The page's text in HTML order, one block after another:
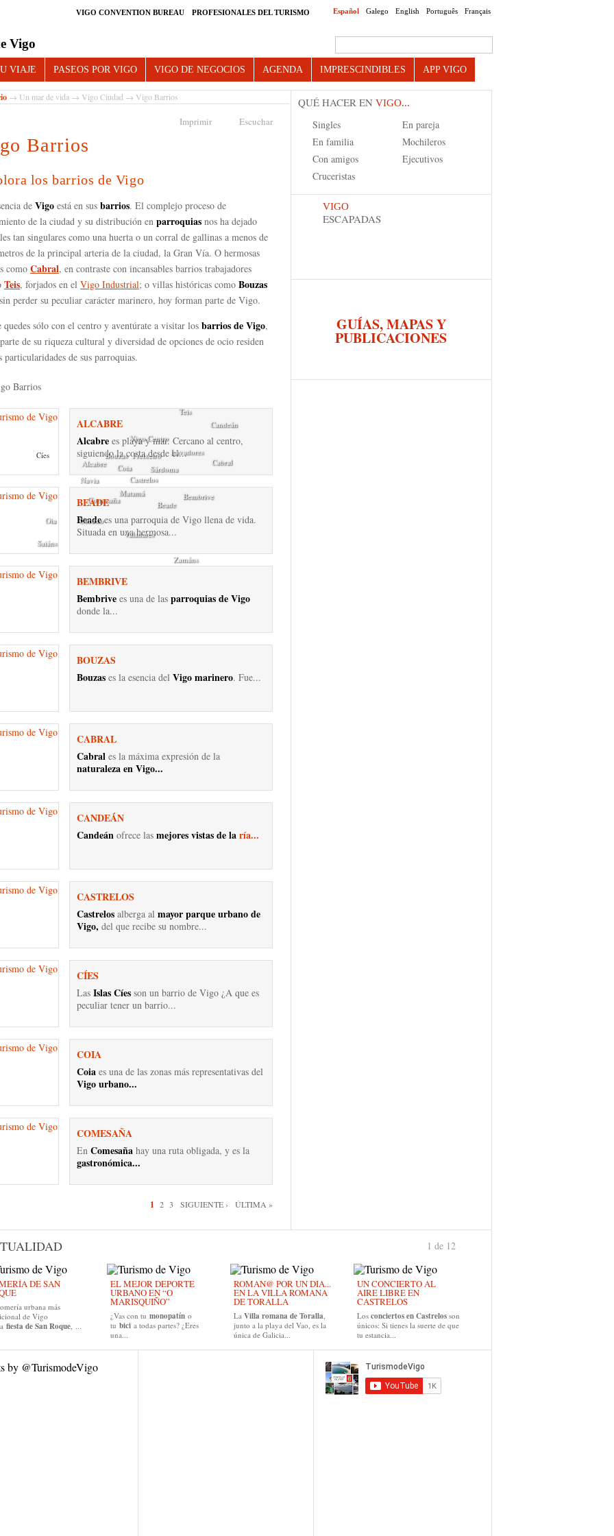
Español Galego English Português Français
VIGO CONVENTION BUREAU PROFESIONALES DEL TURISMO
Vigo
VIAJE PASEOS POR VIGO VIGO DE NEGOCIOS AGENDA IMPRESCINDIBLES APP VIGO
→ Un mar de vida → Vigo Ciudad → Vigo Barrios
Imprimir Escuchar
Barrios
los barrios de Vigo
de Vigo está en sus barrios. El complejo proceso de
de la ciudad y su distribución en parroquias nos ha dejado
tan singulares como una huerta o un corral de gallinas a menos de
de la principal arteria de la ciudad, la Gran Vía. O hermosas
como Cabral, en contraste con incansables barrios trabajadores
Teis, forjados en el Vigo Industrial; o villas históricas como Bouzas
perder su peculiar carácter marinero, hoy forman parte de Vigo.
quedes sólo con el centro y aventúrate a visitar los barrios de Vigo,
de su riqueza cultural y diversidad de opciones de ocio residen
particularidades de sus parroquias.
Cíes
Teis
Candeán
Cabral
Lavadores
Sárdoma
Bembrive
Coruxo
Beade
Valadares
Castrelos
Matamá
Freixeiro
Vigo Centro
Coia
Bouzas
Alcabre
Comesaña
Navia
Zamáns
Oia
Saiáns
ALCABRE
Alcabre es playa y mar. Cercano al centro,
siguiendo la costa desde el...
BEADE
Beadees una parroquia de Vigo llena de vida.
Situada en una hermosa...
BEMBRIVE
Bembrive es una de las parroquias de Vigo
donde la...
BOUZAS
Bouzas es la esencia del Vigo marinero. Fue...
CABRAL
Cabral es la máxima expresión de la
naturaleza en Vigo...
CANDEÁN
Candeán ofrece las mejores vistas de laría...
CASTRELOS
Castrelos alberga al mayor parque urbano de
Vigo, del que recibe su nombre...
CÍES
Las Islas Cíes son un barrio de Vigo ¿A que es
peculiar tener un barrio...
COIA
Coia es una de las zonas más representativas del
Vigo urbano...
COMESAÑA
En Comesaña hay una ruta obligada, y es la
gastronómica...
1 2 3 SIGUIENTE › ÚLTIMA »
QUÉ HACER EN VIGO...
Singles
En pareja
En familia
Mochileros
Con amigos
Ejecutivos
Cruceristas
VIGO
ESCAPADAS
GUÍAS, MAPAS Y
PUBLICACIONES
DE SAN
urbana más
de Vigo
fiesta de San Roque, ...
EL MEJOR DEPORTE
URBANO EN “O
MARISQUIÑO”
¿Vas con tu monopatín o
tu bici a todas partes? ¿Eres
una...
ROMAN@ POR UN DIA...
EN LA VILLA ROMANA
DE TORALLA
La Villa romana de Toralla,
junto a la playa del Vao, es la
única de Galicia...
UN CONCIERTO AL
AIRE LIBRE EN
CASTRELOS
Los conciertos en Castrelos son
únicos: Si tienes la suerte de que
tu estancia...
1 de 12
by @TurismodeVigo